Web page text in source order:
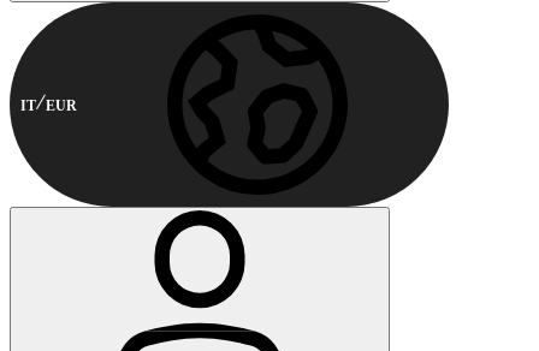
IT EUR